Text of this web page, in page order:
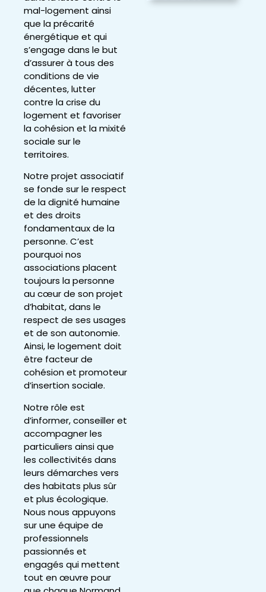
mal-logement ainsi
que la précarité
énergétique et qui
s’engage dans le but
d’assurer à tous des
conditions de vie
décentes, lutter
contre la crise du
logement et favoriser
la cohésion et la mixité
sociale sur le
territoires.
Notre projet associatif
se fonde sur le respect
de la dignité humaine
et des droits
fondamentaux de la
personne. C’est
pourquoi nos
associations placent
toujours la personne
au cœur de son projet
d’habitat, dans le
respect de ses usages
et de son autonomie.
Ainsi, le logement doit
être facteur de
cohésion et promoteur
d’insertion sociale.
Notre rôle est
d’informer, conseiller et
accompagner les
particuliers ainsi que
les collectivités dans
leurs démarches vers
des habitats plus sûr
et plus écologique.
Nous nous appuyons
sur une équipe de
professionnels
passionnés et
engagés qui mettent
tout en œuvre pour